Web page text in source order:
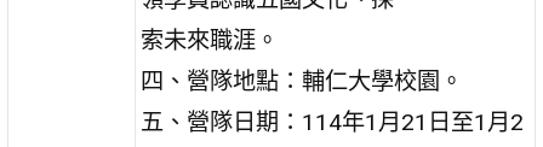
索未來職涯。
四、營隊地點：輔仁大學校園。
五、營隊日期：114年1月21日至1月2